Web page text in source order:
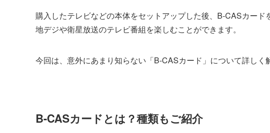
購入したテレビなどの本体をセットアップした後、B-CASカー
地デジや衛星放送のテレビ番組を楽しむことができます。
今回は、意外にあまり知らない「B-CASカード」について詳しく
B-CASカードとは？種類もご紹介